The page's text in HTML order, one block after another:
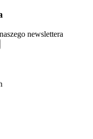
newslettera